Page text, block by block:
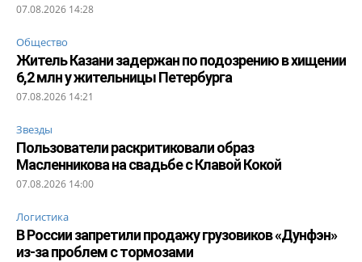
07.08.2026 14:28
Общество
Житель Казани задержан по подозрению в хищении
6,2 млн у жительницы Петербурга
07.08.2026 14:21
Звезды
Пользователи раскритиковали образ
Масленникова на свадьбе с Клавой Кокой
07.08.2026 14:00
Логистика
В России запретили продажу грузовиков «Дунфэн»
из-за проблем с тормозами